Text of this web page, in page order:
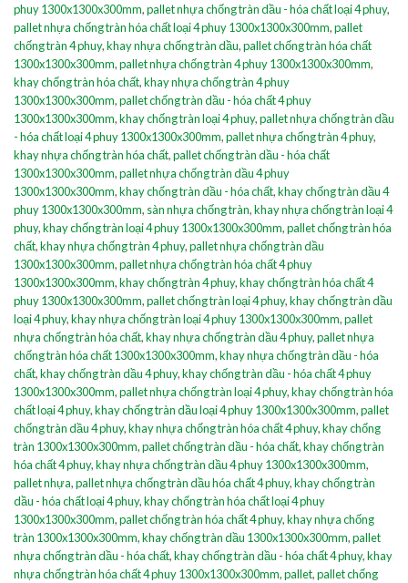
phuy 1300x1300x300mm,pallet nhựa chống tràn dầu - hóa chất loại 4 phuy,
pallet nhựa chống tràn hóa chất loại 4 phuy 1300x1300x300mm,pallet
chống tràn 4 phuy,khay nhựa chống tràn dầu,pallet chống tràn hóa chất
1300x1300x300mm,pallet nhựa chống tràn 4 phuy 1300x1300x300mm,
khay chống tràn hóa chất,khay nhựa chống tràn 4 phuy
1300x1300x300mm,pallet chống tràn dầu - hóa chất 4 phuy
1300x1300x300mm,khay chống tràn loại 4 phuy,pallet nhựa chống tràn dầu
- hóa chất loại 4 phuy 1300x1300x300mm,pallet nhựa chống tràn 4 phuy,
khay nhựa chống tràn hóa chất,pallet chống tràn dầu - hóa chất
1300x1300x300mm,pallet nhựa chống tràn dầu 4 phuy
1300x1300x300mm,khay chống tràn dầu - hóa chất,khay chống tràn dầu 4
phuy 1300x1300x300mm, sàn nhựa chống tràn,khay nhựa chống tràn loại 4
phuy,khay chống tràn loại 4 phuy 1300x1300x300mm,pallet chống tràn hóa
chất,khay nhựa chống tràn 4 phuy,pallet nhựa chống tràn dầu
1300x1300x300mm,pallet nhựa chống tràn hóa chất 4 phuy
1300x1300x300mm,khay chống tràn 4 phuy,khay chống tràn hóa chất 4
phuy 1300x1300x300mm,pallet chống tràn loại 4 phuy,khay chống tràn dầu
loại 4 phuy,khay nhựa chống tràn loại 4 phuy 1300x1300x300mm,pallet
nhựa chống tràn hóa chất,khay nhựa chống tràn dầu 4 phuy,pallet nhựa
chống tràn hóa chất 1300x1300x300mm,khay nhựa chống tràn dầu - hóa
chất,khay chống tràn dầu 4 phuy,khay chống tràn dầu - hóa chất 4 phuy
1300x1300x300mm,pallet nhựa chống tràn loại 4 phuy,khay chống tràn hóa
chất loại 4 phuy,khay chống tràn dầu loại 4 phuy 1300x1300x300mm,pallet
chống tràn dầu 4 phuy,khay nhựa chống tràn hóa chất 4 phuy,khay chống
tràn 1300x1300x300mm,pallet chống tràn dầu - hóa chất,khay chống tràn
hóa chất 4 phuy,khay nhựa chống tràn dầu 4 phuy 1300x1300x300mm,
pallet nhựa,pallet nhựa chống tràn dầu hóa chất 4 phuy,khay chống tràn
dầu - hóa chất loại 4 phuy,khay chống tràn hóa chất loại 4 phuy
1300x1300x300mm,pallet chống tràn hóa chất 4 phuy,khay nhựa chống
tràn 1300x1300x300mm,khay chống tràn dầu 1300x1300x300mm,pallet
nhựa chống tràn dầu - hóa chất,khay chống tràn dầu - hóa chất 4 phuy,khay
nhựa chống tràn hóa chất 4 phuy 1300x1300x300mm,pallet,pallet chống